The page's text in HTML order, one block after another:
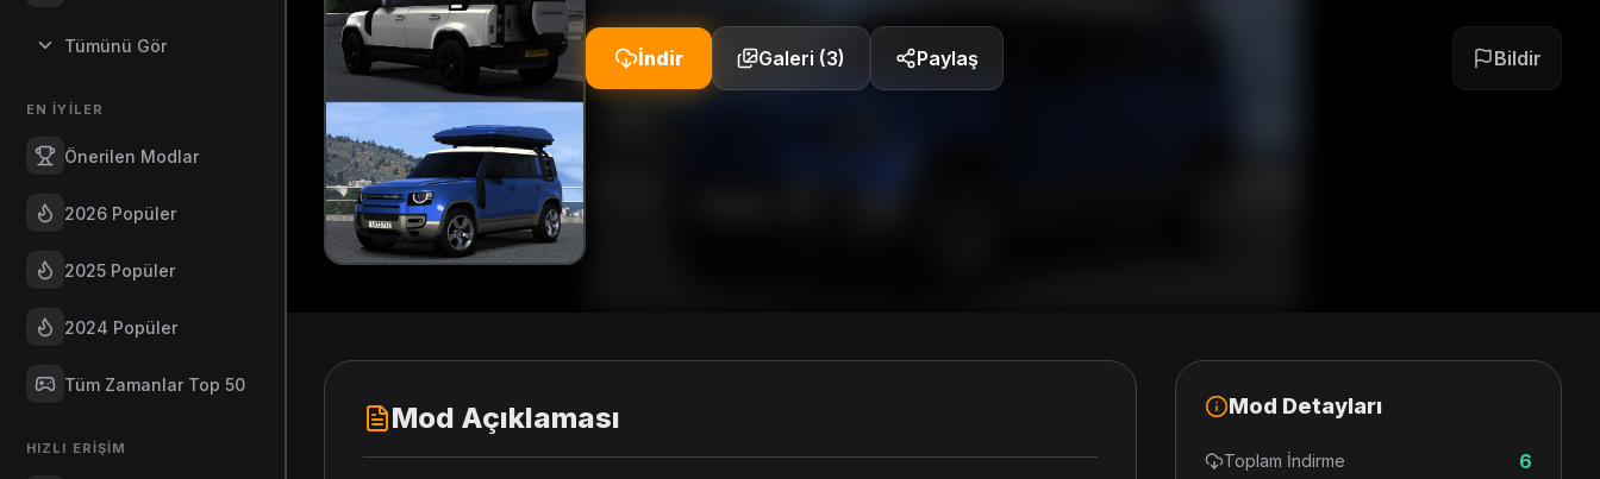
Tümünü Gör
EN İYILER
Önerilen Modlar
2026 Popüler
2025 Popüler
2024 Popüler
Tüm Zamanlar Top 50
HIZLI ERIŞIM
İndir Galeri (3) Paylaş Bildir
Mod Açıklaması Mod Detayları
Toplam İndirme 6